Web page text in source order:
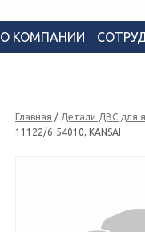
О КОМПАНИИ
Главная / Детали ДВС для
11122/6-54010, KANSAI